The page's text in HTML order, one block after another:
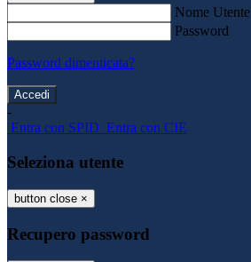
Nome Utente
Password
Password dimenticata?
-
Entra con SPID Entra con CIE
Seleziona utente
button close ×
Recupero password